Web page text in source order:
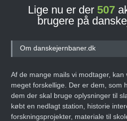
Lige nu er der 507
brugere på
Om danskejernbaner.dk
Af de mange mails vi modtager,
meget forskellige. Der er dem, som
dem der skal bruge oplysninger til
købt en nedlagt station, historie
forskningsprojekter, materiale til